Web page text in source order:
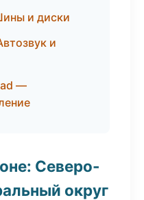
и диски
и
—
Северо-
округ